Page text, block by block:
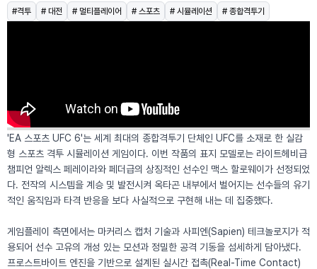
#격투 # 대전 # 멀티플레이어 # 스포츠 # 시뮬레이션 # 종합격투기
'EA 스포츠 UFC 6'는 세계 최대의 종합격투기 단체인 UFC를 소재로 한 실감
형 스포츠 격투 시뮬레이션 게임이다. 이번 작품의 표지 모델로는 라이트헤비급
챔피언 알렉스 페레이라와 페더급의 상징적인 선수인 맥스 할로웨이가 선정되었
다. 전작의 시스템을 계승 및 발전시켜 옥타곤 내부에서 벌어지는 선수들의 유기
적인 움직임과 타격 반응을 보다 사실적으로 구현해 내는 데 집중했다.
게임플레이 측면에서는 마커리스 캡처 기술과 사피엔(Sapien) 테크놀로지가 적
용되어 선수 고유의 개성 있는 모션과 정밀한 공격 기동을 섬세하게 담아냈다.
프로스트바이트 엔진을 기반으로 설계된 실시간 접촉(Real-Time Contact)